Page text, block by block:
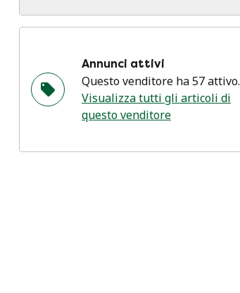
Annunci attivi
Questo venditore ha 57 attivo.
Visualizza tutti gli articoli di
questo venditore